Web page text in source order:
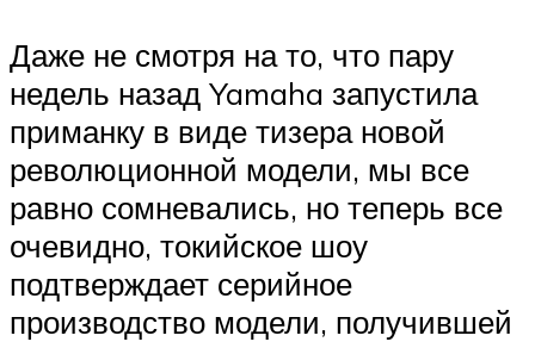
Даже не смотря на то, что пару
недель назад Yamaha запустила
приманку в виде тизера новой
революционной модели, мы все
равно сомневались, но теперь все
очевидно, токийское шоу
подтверждает серийное
производство модели, получившей